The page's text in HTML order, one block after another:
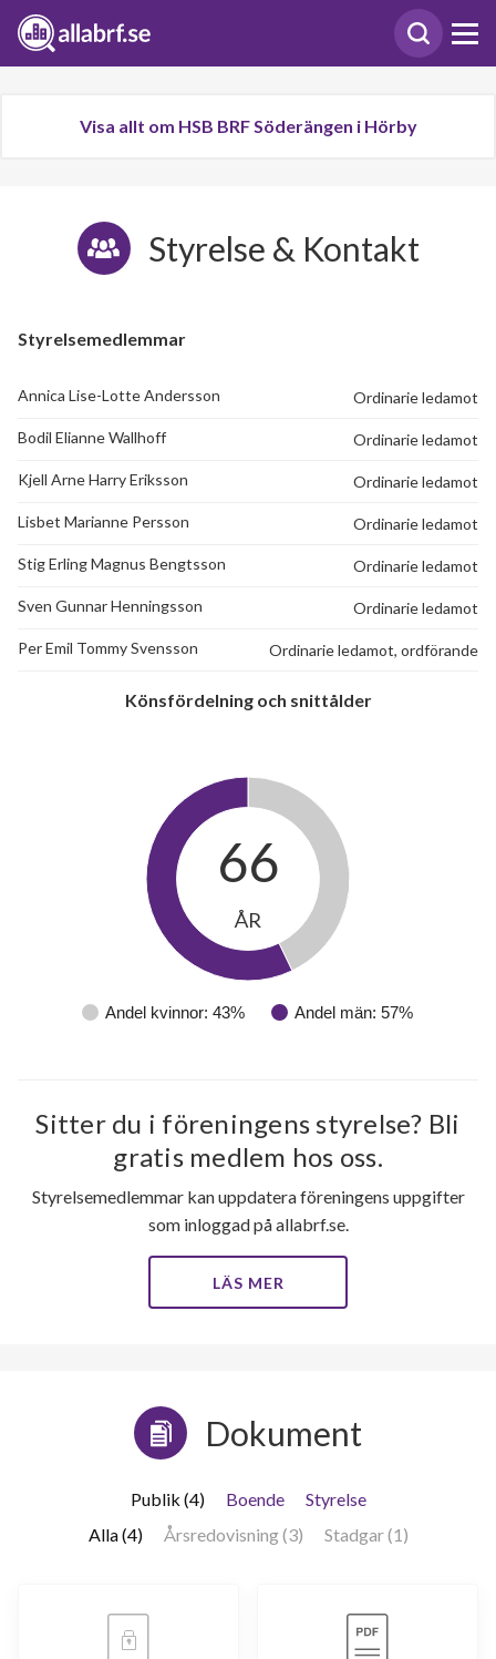
Visa allt om HSB BRF Söderängen i Hörby
Styrelse & Kontakt
Styrelsemedlemmar
Annica Lise-Lotte Andersson Ordinarie ledamot
Bodil Elianne Wallhoff Ordinarie ledamot
Kjell Arne Harry Eriksson Ordinarie ledamot
Lisbet Marianne Persson Ordinarie ledamot
Stig Erling Magnus Bengtsson Ordinarie ledamot
Sven Gunnar Henningsson Ordinarie ledamot
Per Emil Tommy Svensson Ordinarie ledamot, ordförande
Könsfördelning och snittålder
Andel kvinnor: 43% Andel män: 57%
66
ÅR
Sitter du i föreningens styrelse? Bli
gratis medlem hos oss.
Styrelsemedlemmar kan uppdatera föreningens uppgifter
som inloggad på allabrf.se.
LÄS MER
Dokument
Publik (4) Boende
Styrelse
Alla (4)
Årsredovisning (3) Stadgar (1)